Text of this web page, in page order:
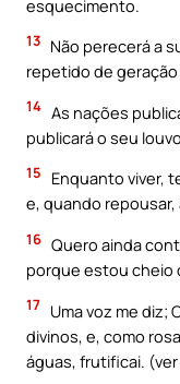
esquecimento.
13 Não perecerá a
repetido de
14 As nações
publicará o seu
15
Enquanto viver,
e, quando repousar,
16 Quero ainda
porque estou cheio
17 Uma voz me diz;
divinos, e, como
águas, frutificai.